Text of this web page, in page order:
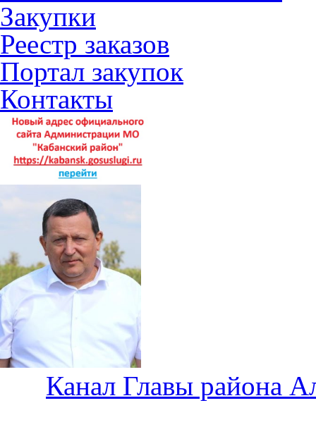
Закупки
Реестр заказов
Портал закупок
Контакты
Канал Главы района